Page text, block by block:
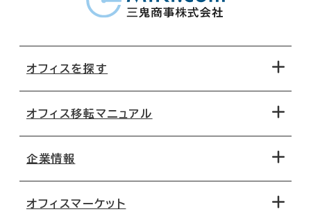
オフィスを探す
地図から探す
路線・駅から探す
オフィス移転マニュアル
移転コストシミュレーション
企業情報
オフィスマーケット